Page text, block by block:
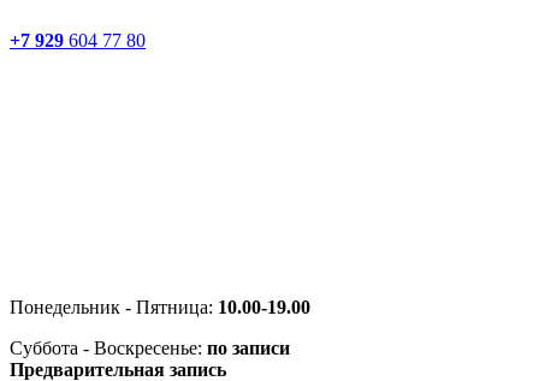
+7 929 604 77 80
Понедельник - Пятница: 10.00-19.00
Суббота - Воскресенье: по записи
Предварительная запись